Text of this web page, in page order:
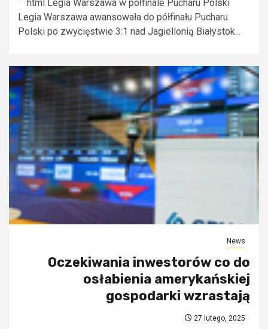
```html Legia Warszawa w półfinale Pucharu Polski
Legia Warszawa awansowała do półfinału Pucharu
Polski po zwycięstwie 3:1 nad Jagiellonią Białystok...
News
Oczekiwania inwestorów co do
osłabienia amerykańskiej
gospodarki wzrastają
27 lutego, 2025